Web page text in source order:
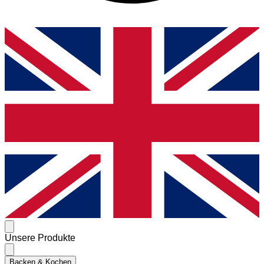
Unsere Produkte
Backen & Kochen